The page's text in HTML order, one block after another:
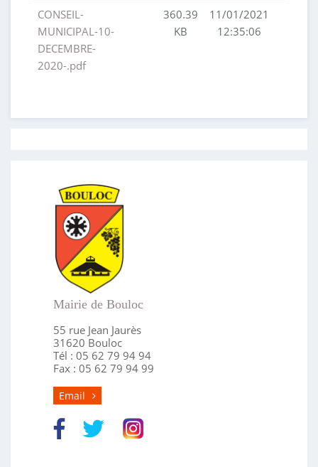
CONSEIL-
MUNICIPAL-10-
DECEMBRE-
2020-.pdf
360.39
KB
11/01/2021
12:35:06
Mairie de Bouloc
55 rue Jean Jaurès
31620 Bouloc
Tél : 05 62 79 94 94
Fax : 05 62 79 94 99
Email